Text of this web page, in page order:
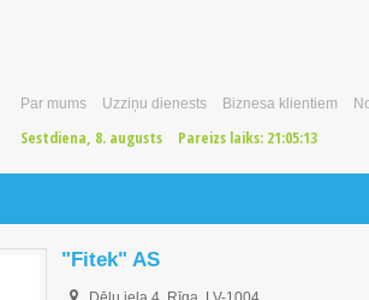
Par mums Uzziņu dienests Biznesa klientiem
Sestdiena, 8. augusts Pareizs laiks: 21:05:14
"Fitek" AS